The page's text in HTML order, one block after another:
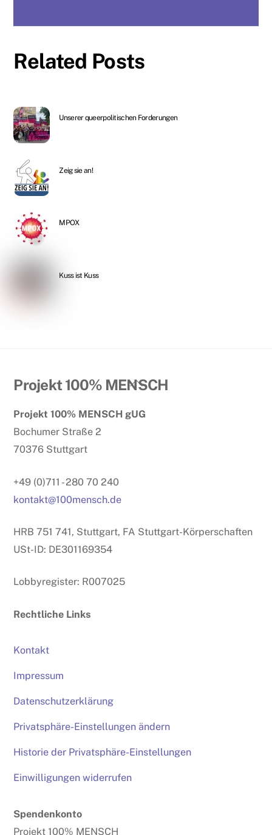
Related Posts
Unserer queerpolitischen Forderungen
Zeig sie an!
MPOX
Kuss ist Kuss
Back
Top
Projekt 100% MENSCH
Projekt 100% MENSCH gUG
Bochumer Straße 2
70376 Stuttgart
+49 (0)711 - 280 70 240
kontakt@100mensch.de
HRB 751 741, Stuttgart, FA Stuttgart-Körperschaften
USt-ID: DE301169354
Lobbyregister: R007025
Rechtliche Links
Kontakt
Impressum
Datenschutzerklärung
Privatsphäre-Einstellungen ändern
Historie der Privatsphäre-Einstellungen
Einwilligungen widerrufen
Spendenkonto
Projekt 100% MENSCH